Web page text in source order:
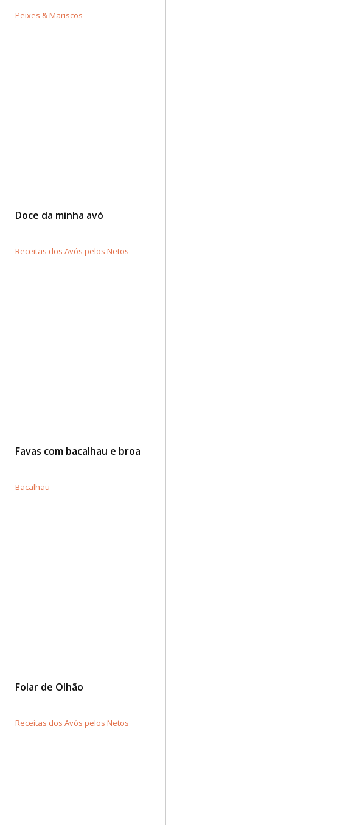
Peixes & Mariscos
Doce da minha avó
Receitas dos Avós pelos Netos
Favas com bacalhau e broa
Bacalhau
Folar de Olhão
Receitas dos Avós pelos Netos